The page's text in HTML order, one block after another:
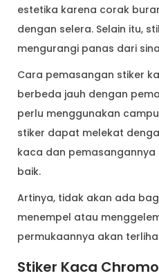
estetika karena corak
dengan selera. Selain itu,
mengurangi panas dari
Cara pemasangan stiker
berbeda jauh dengan
perlu menggunakan
stiker dapat melekat
kaca dan
baik.
Artinya, tidak akan ada
menempel atau
permukaannya akan
Stiker Kaca Chromo